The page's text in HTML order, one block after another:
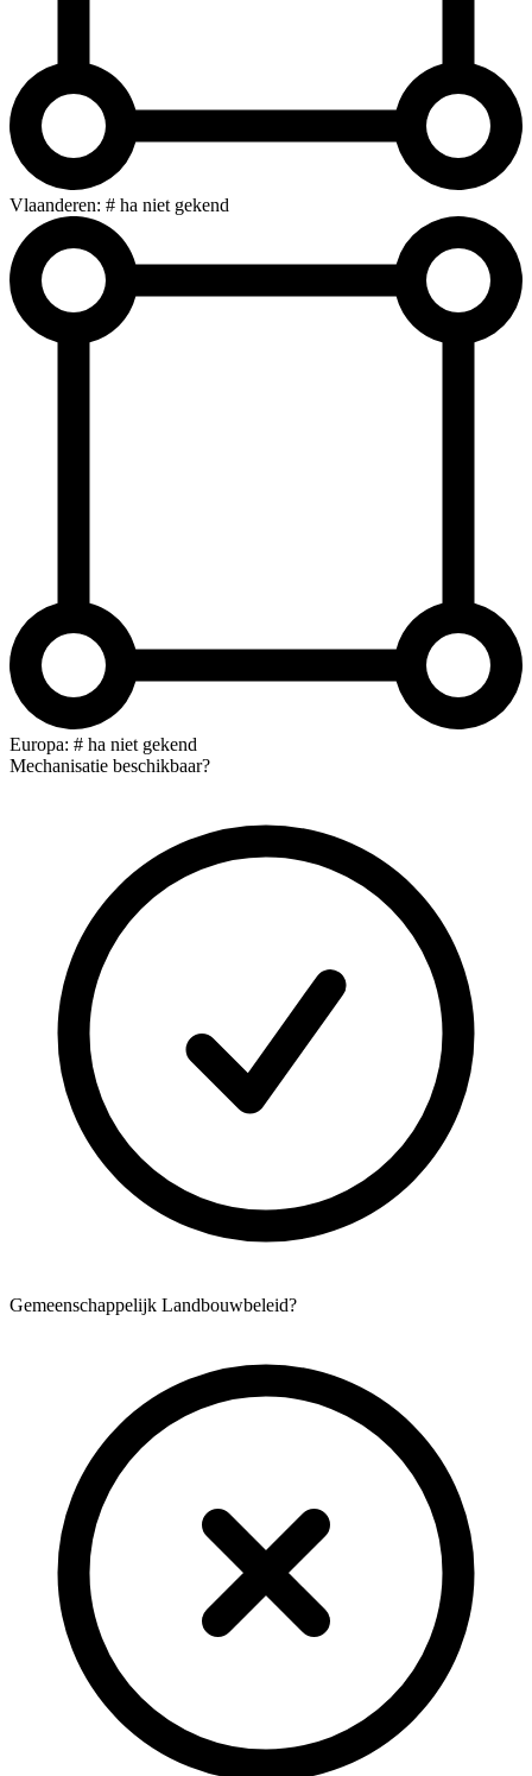
Vlaanderen: # ha niet gekend
Europa: # ha niet gekend
Mechanisatie beschikbaar?
Gemeenschappelijk Landbouwbeleid?